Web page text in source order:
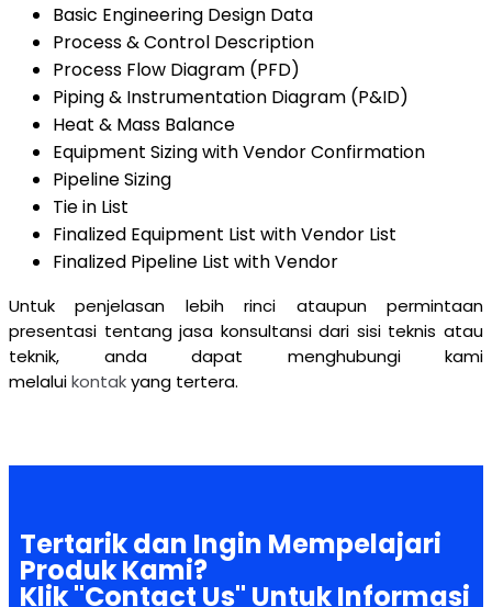
Basic Engineering Design Data
Process & Control Description
Process Flow Diagram (PFD)
Piping & Instrumentation Diagram (P&ID)
Heat & Mass Balance
Equipment Sizing with Vendor Confirmation
Pipeline Sizing
Tie in List
Finalized Equipment List with Vendor List
Finalized Pipeline List with Vendor
Untuk penjelasan lebih rinci ataupun permintaan
presentasi tentang jasa konsultansi dari sisi teknis atau
teknik, anda dapat menghubungi kami
melaluikontakyang tertera.
Tertarik dan Ingin Mempelajari
Produk Kami?
Klik "Contact Us" Untuk Informasi